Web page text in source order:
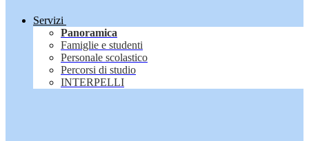
Servizi
Panoramica
Famiglie e studenti
Personale scolastico
Percorsi di studio
INTERPELLI